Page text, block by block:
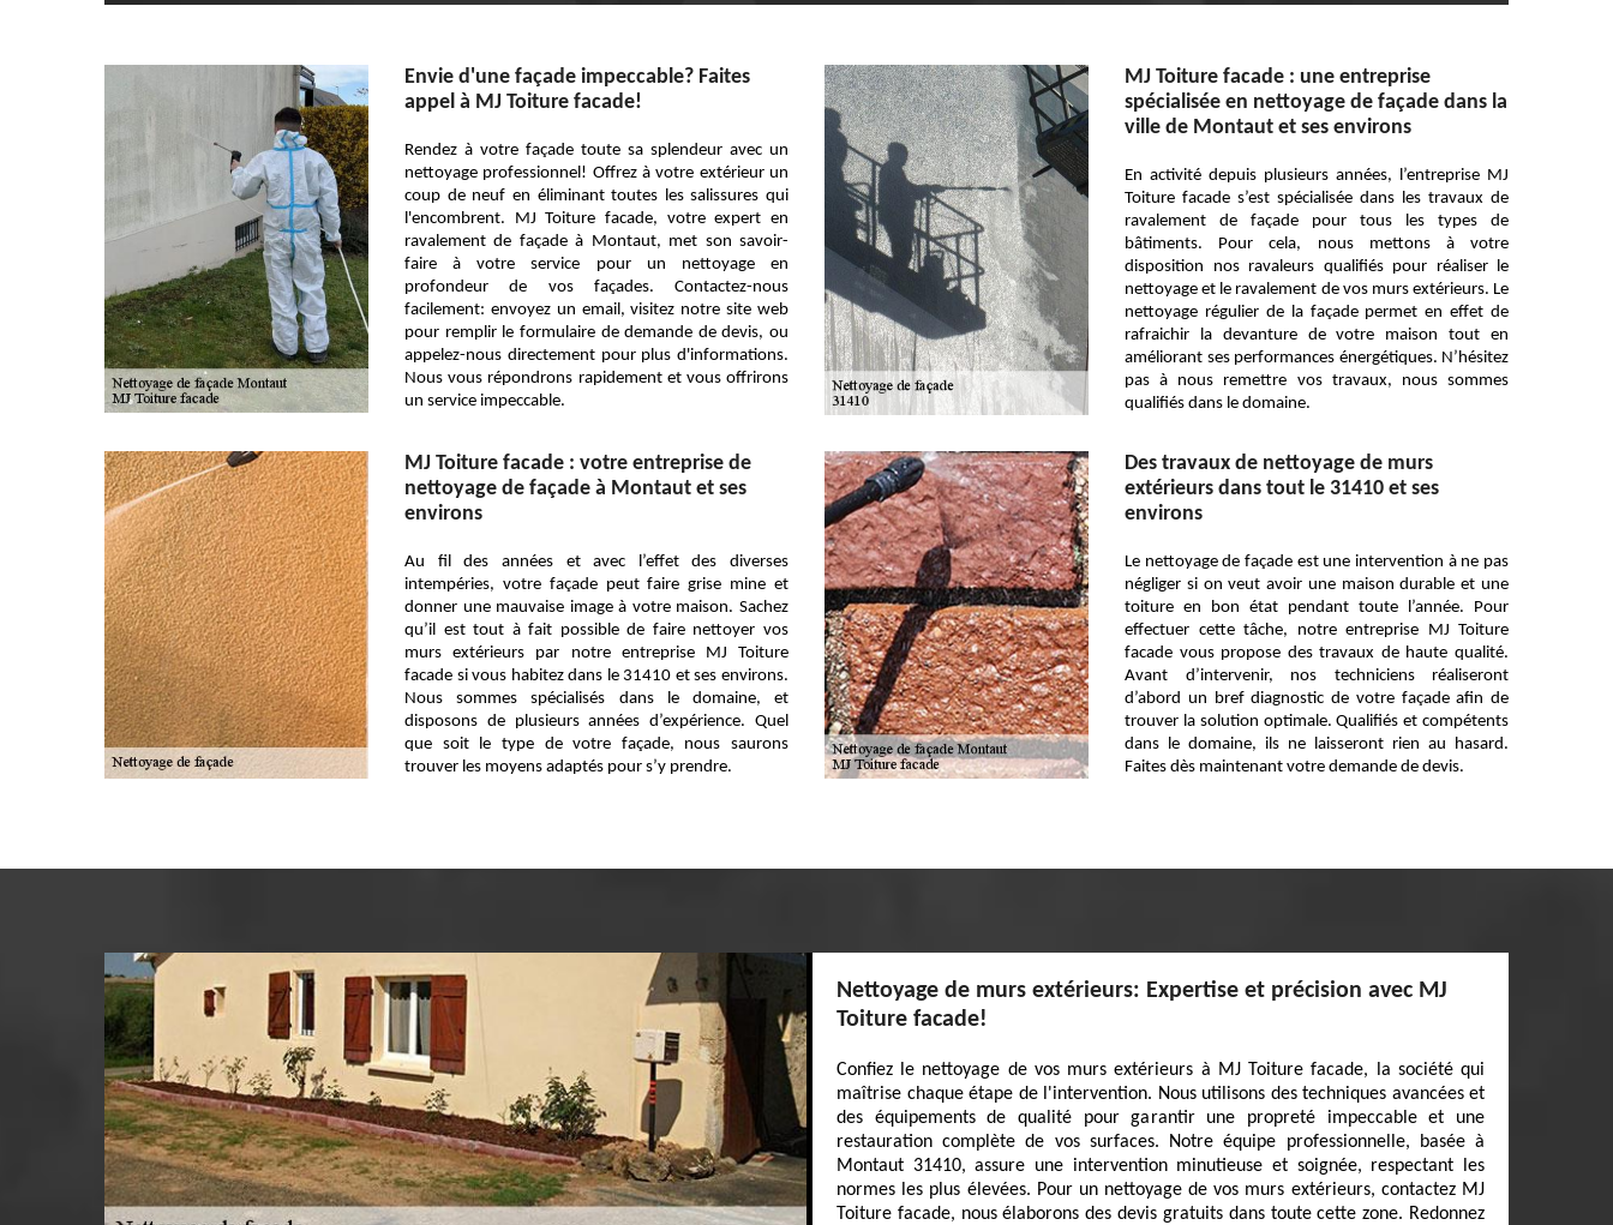
Envie d'une façade impeccable? Faites
appel à MJ Toiture facade!
Rendez à votre façade toute sa splendeur avec un
nettoyage professionnel! Offrez à votre extérieur un
coup de neuf en éliminant toutes les salissures qui
l'encombrent. MJ Toiture facade, votre expert en
ravalement de façade à Montaut, met son savoir-
faire à votre service pour un nettoyage en
profondeur de vos façades. Contactez-nous
facilement: envoyez un email, visitez notre site web
pour remplir le formulaire de demande de devis, ou
appelez-nous directement pour plus d'informations.
Nous vous répondrons rapidement et vous offrirons
un service impeccable.
MJ Toiture facade : une entreprise
spécialisée en nettoyage de façade dans la
ville de Montaut et ses environs
En activité depuis plusieurs années, l’entreprise MJ
Toiture facade s’est spécialisée dans les travaux de
ravalement de façade pour tous les types de
bâtiments. Pour cela, nous mettons à votre
disposition nos ravaleurs qualifiés pour réaliser le
nettoyage et le ravalement de vos murs extérieurs. Le
nettoyage régulier de la façade permet en effet de
rafraichir la devanture de votre maison tout en
améliorant ses performances énergétiques. N’hésitez
pas à nous remettre vos travaux, nous sommes
qualifiés dans le domaine.
MJ Toiture facade : votre entreprise de
nettoyage de façade à Montaut et ses
environs
Au fil des années et avec l’effet des diverses
intempéries, votre façade peut faire grise mine et
donner une mauvaise image à votre maison. Sachez
qu’il est tout à fait possible de faire nettoyer vos
murs extérieurs par notre entreprise MJ Toiture
facade si vous habitez dans le 31410 et ses environs.
Nous sommes spécialisés dans le domaine, et
disposons de plusieurs années d’expérience. Quel
que soit le type de votre façade, nous saurons
trouver les moyens adaptés pour s’y prendre.
Des travaux de nettoyage de murs
extérieurs dans tout le 31410 et ses
environs
Le nettoyage de façade est une intervention à ne pas
négliger si on veut avoir une maison durable et une
toiture en bon état pendant toute l’année. Pour
effectuer cette tâche, notre entreprise MJ Toiture
facade vous propose des travaux de haute qualité.
Avant d’intervenir, nos techniciens réaliseront
d’abord un bref diagnostic de votre façade afin de
trouver la solution optimale. Qualifiés et compétents
dans le domaine, ils ne laisseront rien au hasard.
Faites dès maintenant votre demande de devis.
Nettoyage de murs extérieurs: Expertise et précision avec MJ
Toiture facade!
Confiez le nettoyage de vos murs extérieurs à MJ Toiture facade, la société qui
maîtrise chaque étape de l'intervention. Nous utilisons des techniques avancées et
des équipements de qualité pour garantir une propreté impeccable et une
restauration complète de vos surfaces. Notre équipe professionnelle, basée à
Montaut 31410, assure une intervention minutieuse et soignée, respectant les
normes les plus élevées. Pour un nettoyage de vos murs extérieurs, contactez MJ
Toiture facade, nous élaborons des devis gratuits dans toute cette zone. Redonnez